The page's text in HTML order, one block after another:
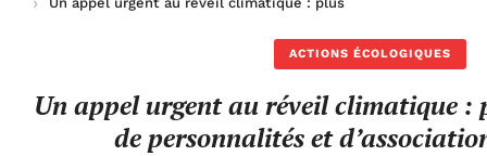
ACTIONS ÉCOLOGIQUES
Un appel urgent au réveil climatique :
de personnalités et